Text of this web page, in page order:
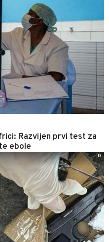
Razvijen prvi test za
ebole
0